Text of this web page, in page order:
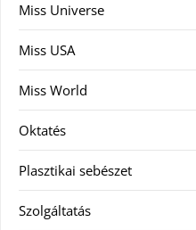
Miss Universe
Miss USA
Miss World
Oktatés
Plasztikai sebészet
Szolgáltatás